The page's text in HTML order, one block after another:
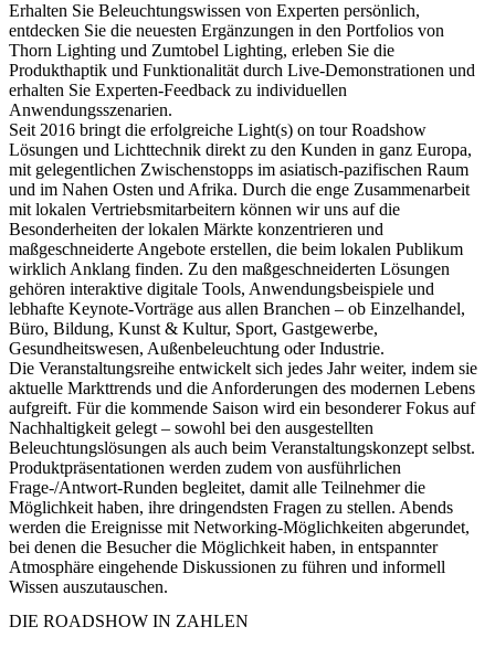
Erhalten Sie Beleuchtungswissen von Experten persönlich,
entdecken Sie die neuesten Ergänzungen in den Portfolios von
Thorn Lighting und Zumtobel Lighting, erleben Sie die
Produkthaptik und Funktionalität durch Live-Demonstrationen und
erhalten Sie Experten-Feedback zu individuellen
Anwendungsszenarien.
Seit 2016 bringt die erfolgreiche Light(s) on tour Roadshow
Lösungen und Lichttechnik direkt zu den Kunden in ganz Europa,
mit gelegentlichen Zwischenstopps im asiatisch-pazifischen Raum
und im Nahen Osten und Afrika. Durch die enge Zusammenarbeit
mit lokalen Vertriebsmitarbeitern können wir uns auf die
Besonderheiten derlokalen Märkte konzentrieren und
maßgeschneiderte Angebote erstellen, die beim lokalen Publikum
wirklich Anklang finden. Zu den maßgeschneiderten Lösungen
gehören interaktive digitale Tools, Anwendungsbeispiele und
lebhafte Keynote-Vorträge aus allen Branchen – ob Einzelhandel,
Büro, Bildung, Kunst & Kultur, Sport, Gastgewerbe,
Gesundheitswesen, Außenbeleuchtung oder Industrie.
Die Veranstaltungsreihe entwickelt sich jedes Jahr weiter, indem sie
aktuelle Markttrends und die Anforderungen des modernen Lebens
aufgreift. Für die kommende Saison wird ein besonderer Fokus auf
Nachhaltigkeit gelegt – sowohl bei den ausgestellten
Beleuchtungslösungen als auch beim Veranstaltungskonzept selbst.
Produktpräsentationen werden zudem von ausführlichen
Frage-/Antwort-Runden begleitet, damit alle Teilnehmer die
Möglichkeit haben, ihre dringendsten Fragen zu stellen. Abends
werden die Ereignisse mit Networking-Möglichkeiten abgerundet,
bei denen die Besucher die Möglichkeit haben, in entspannter
Atmosphäre eingehende Diskussionen zu führen und informell
Wissen auszutauschen.
DIE ROADSHOW IN ZAHLEN